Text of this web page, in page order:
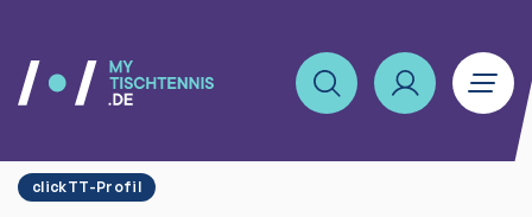
clickTT-Profil